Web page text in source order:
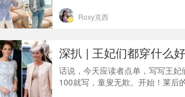
案，又或者是独特的裁剪，露腰等
人的有恃无恐 ❗️普通人想要学习
Roxy克西
深扒 | 王妃们都穿什么
话说，今天应读者点单，写写王
100就写，童叟无欺。开始！莱后